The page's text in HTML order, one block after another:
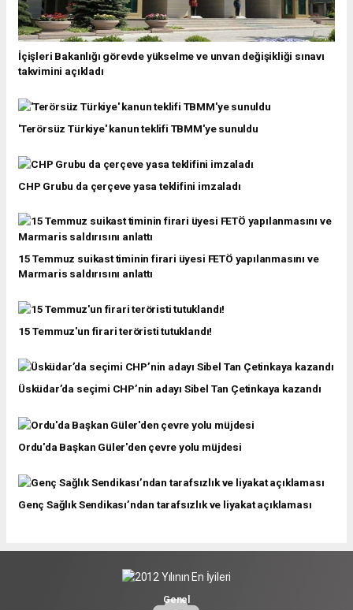
İçişleri Bakanlığı görevde yükselme ve unvan değişikliği sınavı
takvimini açıkladı
'Terörsüz Türkiye' kanun teklifi TBMM'ye sunuldu
CHP Grubu da çerçeve yasa teklifini imzaladı
15 Temmuz suikast timinin firari üyesi FETÖ yapılanmasını ve
Marmaris saldırısını anlattı
15 Temmuz'un firari teröristi tutuklandı!
Üsküdar’da seçimi CHP’nin adayı Sibel Tan Çetinkaya kazandı
Ordu'da Başkan Güler'den çevre yolu müjdesi
Genç Sağlık Sendikası’ndan tarafsızlık ve liyakat açıklaması
Genel